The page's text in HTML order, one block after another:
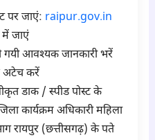
पर जाएं: raipur.gov.in
में जाएं
गयी आवश्यक जानकारी भरें
अटेच करें
डाक / स्पीड पोस्ट के
कार्यक्रम अधिकारी महिला
रायपुर (छत्तीसगढ़) के पते